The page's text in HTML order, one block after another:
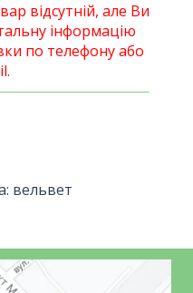
відсутній, але Ви
інформацію
по телефону або
вельвет